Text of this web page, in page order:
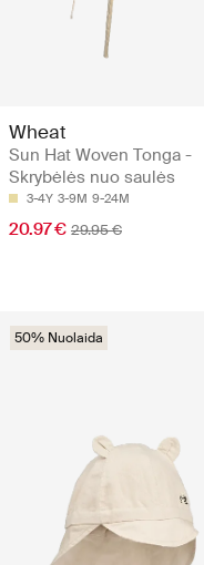
Wheat
Sun Hat Woven Tonga -
Skrybėlės nuo saulės
3-4Y 3-9M 9-24M
20.97 € 29.95 €
50% Nuolaida